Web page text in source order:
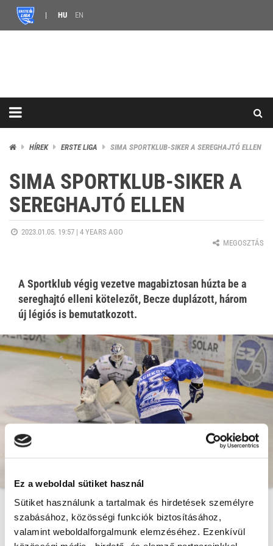
Ez a weboldal sütiket használ
Sütiket használunk a tartalmak és hirdetések személyre
szabásához, közösségi funkciók biztosításához,
valamint weboldalforgalmunk elemzéséhez. Ezenkívül
HU EN
HÍREK ERSTE LIGA SIMA SPORTKLUB-SIKER A SEREGHAJTÓ ELLEN
SIMA SPORTKLUB-SIKER A
SEREGHAJTÓ ELLEN
2023.01.05. 19:57 | 4 YEARS AGO
MEGOSZTÁS
A Sportklub végig vezetve magabiztosan húzta be a
sereghajtó elleni kötelezőt, Becze duplázott, három
új légiós is bemutatkozott.
A Sportklub kapujában Adorján állt, a címvédő számos
játékosát nélkülözte, nem volt ott a keretben például
Gecse, Reisz, Péter Andor, Részegh Zsolt és Fodor sem.